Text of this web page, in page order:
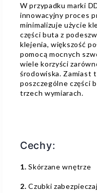
W przypadku marki
innowacyjny proces
minimalizuje użycie
części buta z
klejenia, większość
pomocą mocnych
wiele korzyści
środowiska. Zamiast
poszczególne części
trzech wymiarach.
Cechy:
1.Skórzane wnętrze
2. Czubki